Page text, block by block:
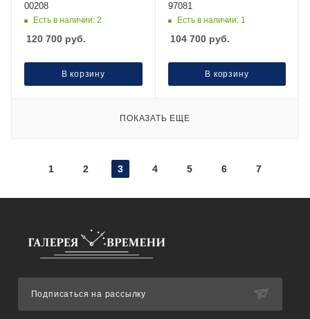
00208
Есть в наличии: 2
120 700 руб.
В корзину
97081
Есть в наличии: 1
104 700руб.
В корзину
ПОКАЗАТЬ ЕЩЕ
1 2 3 4 5 6 7
Подписаться на рассылку